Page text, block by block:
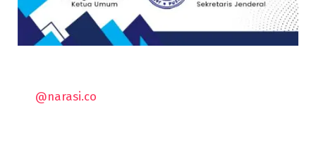
@narasi.co